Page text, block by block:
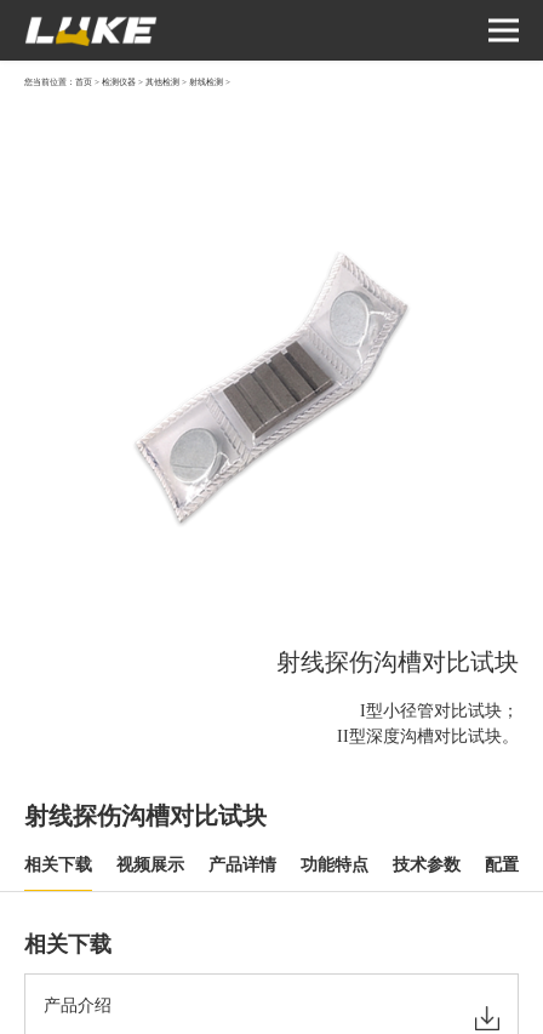
您当前位置： 首页 > 检测仪器 > 其他检测 > 射线检测 >
射线探伤沟槽对比试块
I型小径管对比试块；
II型深度沟槽对比试块。
射线探伤沟槽对比试块
相关下载 视频展示 产品详情 功能特点 技术参数 配置清
相关下载
产品介绍